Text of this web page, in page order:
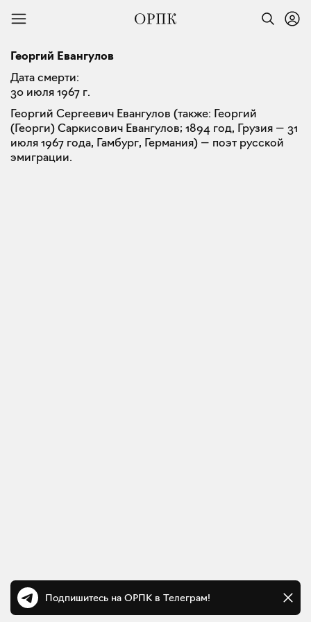
Георгий Евангулов
Дата смерти:
30 июля 1967 г.
Георгий Сергеевич Евангулов (также: Георгий
(Георги) Саркисович Евангулов; 1894 год, Грузия — 31
июля 1967 года, Гамбург, Германия) — поэт русской
эмиграции.
Подпишитесь на ОРПК в Телеграм!